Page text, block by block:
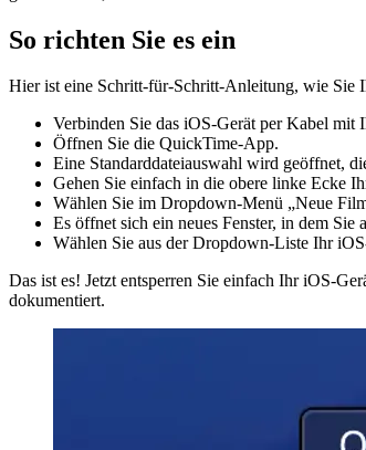
geliefert wird, um den aktuellen Bildschirm Ihres
So richten Sie es ein
Hier ist eine Schritt-für-Schritt-Anleitung, wie Sie
Verbinden Sie das iOS-Gerät per Kabel mit
Öffnen Sie die QuickTime-App.
Eine Standarddateiauswahl wird geöffnet,
Gehen Sie einfach in die obere linke Ecke
Wählen Sie im Dropdown-Menü „Neue
Wählen Sie aus der Dropdown-Liste Ihr
Das ist es! Jetzt entsperren Sie einfach Ihr iOS-